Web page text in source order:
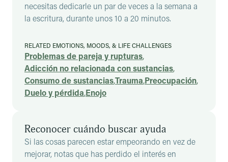
necesitas dedicarle un par de veces a la semana a
la escritura, durante unos 10 a 20 minutos.
RELATED EMOTIONS, MOODS, & LIFE CHALLENGES
Problemas de pareja y rupturas,
Adicción no relacionada con sustancias,
Consumo de sustancias,Trauma,Preocupación,
Duelo y pérdida,Enojo
Reconocer cuándo buscar ayuda
Si las cosas parecen estar empeorando en vez de
mejorar, notas que has perdido el interés en